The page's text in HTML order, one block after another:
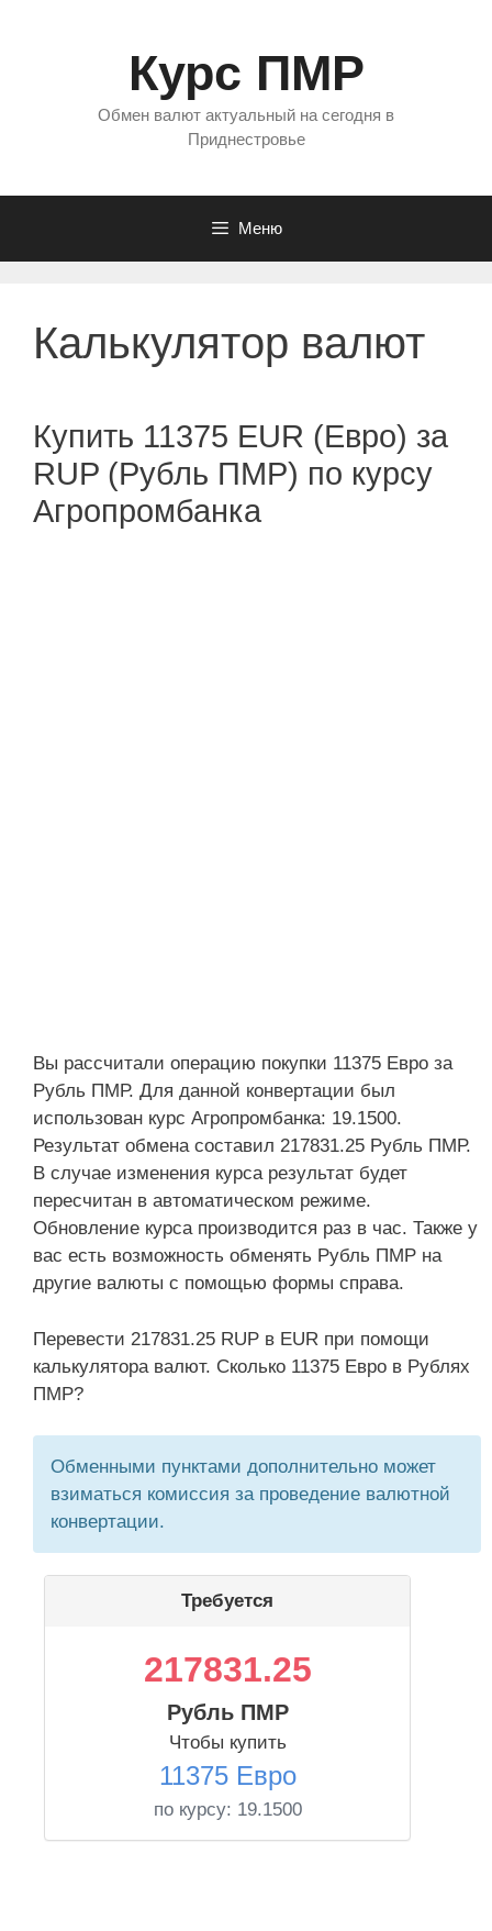
Курс ПМР
Обмен валют актуальный на сегодня в
Приднестровье
Меню
Калькулятор валют
Купить 11375 EUR (Евро) за
RUP (Рубль ПМР) по курсу
Агропромбанка
Вы рассчитали операцию покупки 11375 Евро за
Рубль ПМР. Для данной конвертации был
использован курс Агропромбанка: 19.1500.
Результат обмена составил 217831.25 Рубль ПМР.
В случае изменения курса результат будет
пересчитан в автоматическом режиме.
Обновление курса производится раз в час. Также у
вас есть возможность обменять Рубль ПМР на
другие валюты с помощью формы справа.
Перевести 217831.25 RUP в EUR при помощи
калькулятора валют. Сколько 11375 Евро в Рублях
ПМР?
Обменными пунктами дополнительно может
взиматься комиссия за проведение валютной
конвертации.
Требуется
217831.25
Рубль ПМР
Чтобы купить
11375 Евро
по курсу: 19.1500